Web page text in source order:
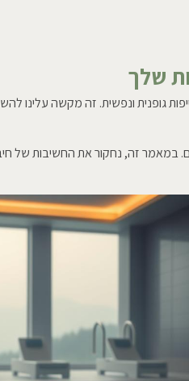
שלך
גופנית ונפשית. זה מקשה עלינו
זה, נחקור את החשיבות של